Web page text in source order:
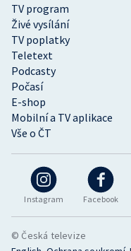
Instagram Facebook
TV program
Živé vysílání
TV poplatky
Teletext
Podcasty
Počasí
E-shop
Mobilní a TV aplikace
Vše o ČT
© Česká televize